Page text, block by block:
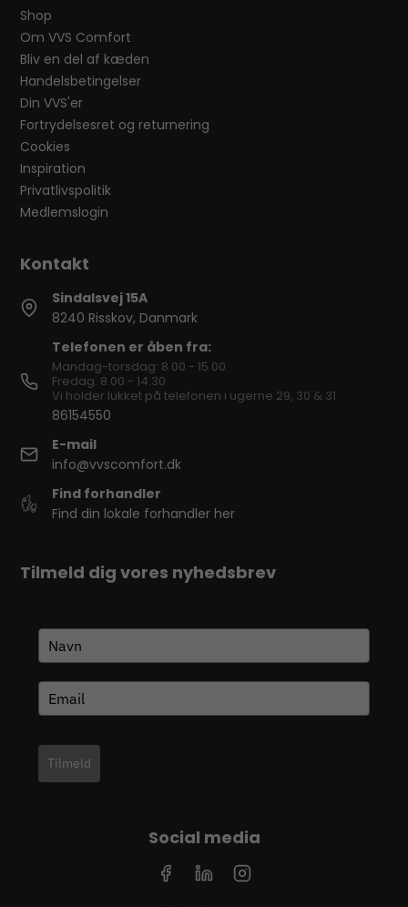
Shop
Om VVS Comfort
Bliv en del af kæden
Handelsbetingelser
Din VVS'er
Fortrydelsesret og returnering
Cookies
Inspiration
Privatlivspolitik
Medlemslogin
Sindalsvej 15A
8240 Risskov, Danmark
Telefonen er åben fra:
Mandag-torsdag: 8.00 - 15.00
Fredag: 8.00 - 14.30
Vi holder lukket på telefonen i ugerne 29, 30 & 31
86154550
E-mail
info@vvscomfort.dk
Find forhandler
Find din lokale forhandler her
Tilmeld dig vores nyhedsbrev
Tilmeld
Social media